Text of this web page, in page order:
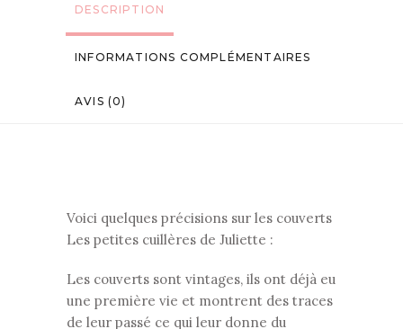
DESCRIPTION
INFORMATIONS COMPLÉMENTAIRES
AVIS (0)
Voici quelques précisions sur les couverts
Les petites cuillères de Juliette :
Les couverts sont vintages, ils ont déjà eu
une première vie et montrent des traces
de leur passé ce qui leur donne du